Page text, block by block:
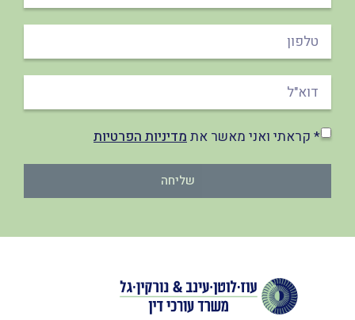
* קראתי ואני מאשר אתמדיניות הפרטיות
שליחה